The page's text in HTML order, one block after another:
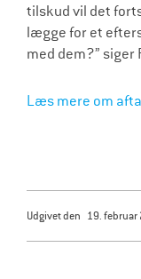
tilskud vil det
lægge for et
med dem?” siger
Læs mere om
udgivet den 19. februar